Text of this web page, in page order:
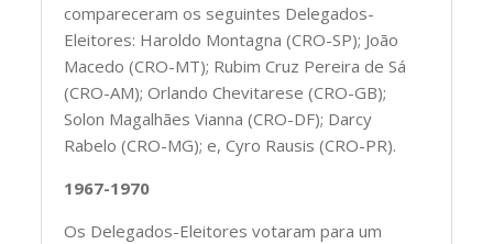
compareceram os seguintes Delegados-
Eleitores: Haroldo Montagna (CRO-SP); João
Macedo (CRO-MT); Rubim Cruz Pereira de Sá
(CRO-AM); Orlando Chevitarese (CRO-GB);
Solon Magalhães Vianna (CRO-DF); Darcy
Rabelo (CRO-MG); e, Cyro Rausis (CRO-PR).
1967-1970
Os Delegados-Eleitores votaram para um